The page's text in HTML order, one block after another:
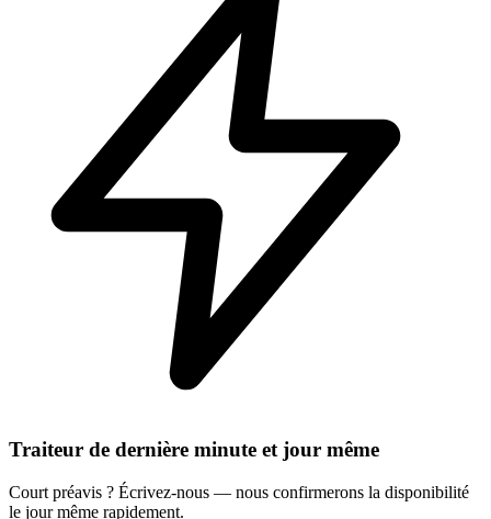
Traiteur de dernière minute et jour même
Court préavis ? Écrivez-nous — nous confirmerons la disponibilité
le jour même rapidement.